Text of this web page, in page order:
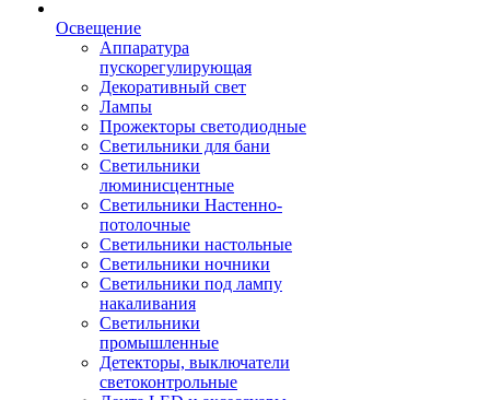
Освещение
Аппаратура
пускорегулирующая
Декоративный свет
Лампы
Прожекторы светодиодные
Светильники для бани
Светильники
люминисцентные
Светильники Настенно-
потолочные
Светильники настольные
Светильники ночники
Светильники под лампу
накаливания
Светильники
промышленные
Детекторы, выключатели
светоконтрольные